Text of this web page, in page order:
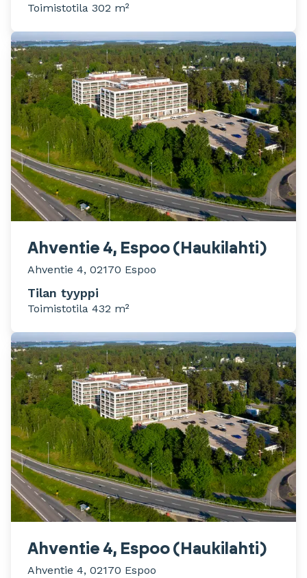
Toimistotila 302 m²
Ahventie 4, Espoo (Haukilahti)
Ahventie 4, 02170 Espoo
Tilan tyyppi
Toimistotila 432 m²
Ahventie 4, Espoo (Haukilahti)
Ahventie 4, 02170 Espoo